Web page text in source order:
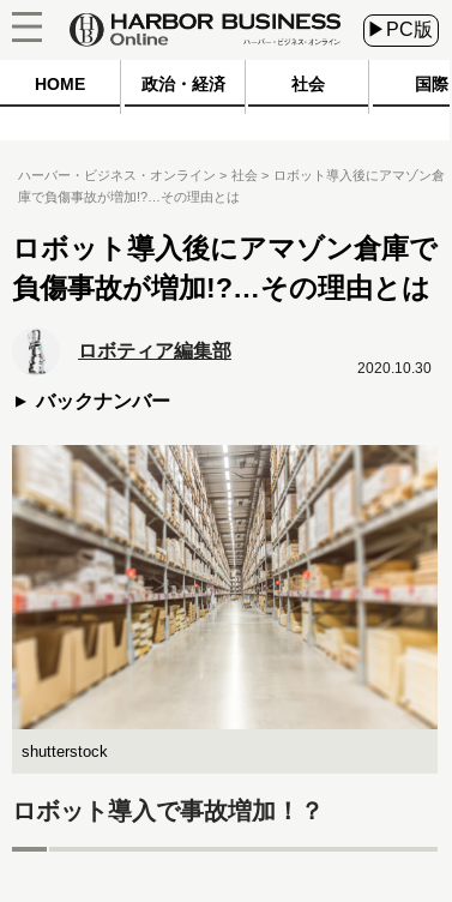
▶PC版
HOME 政治・経済 社会 国際
ハーバー・ビジネス・オンライン 社会
ロボット導入後にアマゾン倉
庫で負傷事故が増加!?…その理由とは
ロボット導入後にアマゾン倉庫で
負傷事故が増加!?…その理由とは
ロボティア編集部
バックナンバー
2020.10.30
shutterstock
ロボット導入で事故増加！？